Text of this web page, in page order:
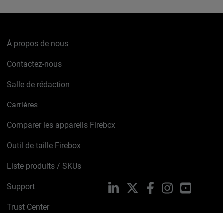
À propos de nous
Contactez-nous
Salle de rédaction
Carrières
Comparer les appareils Firebox
Outil de taille Firebox
Liste produits / SKUs
Support
Trust Center
LinkedIn FacebookInstagramYouTube